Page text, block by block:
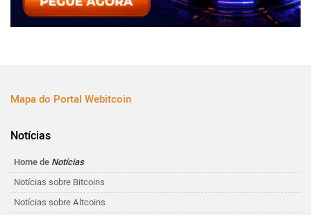
Mapa do Portal Webitcoin
Notícias
Home de Notícias
Notícias sobre Bitcoins
Notícias sobre Altcoins